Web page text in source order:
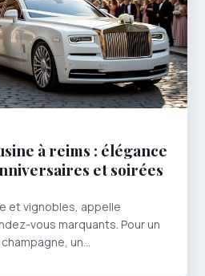
à reims : élégance
et soirées
et vignobles, appelle
vous marquants. Pour un
un…